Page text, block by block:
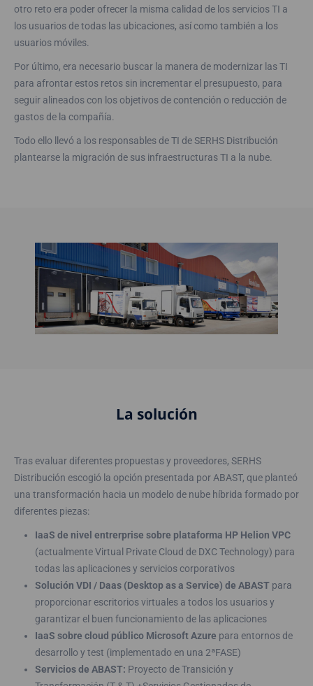
otro reto era poder ofrecer la misma calidad de los servicios TI a
los usuarios de todas las ubicaciones, así como también a los
usuarios móviles.
Por último, era necesario buscar la manera de modernizar las TI
para afrontar estos retos sin incrementar el presupuesto, para
seguir alineados con los objetivos de contención o reducción de
gastos de la compañía.
Todo ello llevó a los responsables de TI de SERHS Distribución
plantearse la migración de sus infraestructuras TI a la nube.
La solución
Tras evaluar diferentes propuestas y proveedores, SERHS
Distribución escogió la opción presentada por ABAST, que planteó
una transformación hacia un modelo de nube híbrida formado por
diferentes piezas:
IaaS de nivel entrerprise sobre plataforma HP Helion VPC
(actualmente Virtual Private Cloud de DXC Technology) para
todas las aplicaciones y servicios corporativos
Solución VDI / Daas (Desktop as a Service) de ABAST para
proporcionar escritorios virtuales a todos los usuarios y
garantizar el buen funcionamiento de las aplicaciones
IaaS sobre cloud público Microsoft Azure para entornos de
desarrollo y test (implementado en una 2ªFASE)
Servicios de ABAST: Proyecto de Transición y